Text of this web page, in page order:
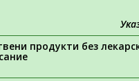
продукти без